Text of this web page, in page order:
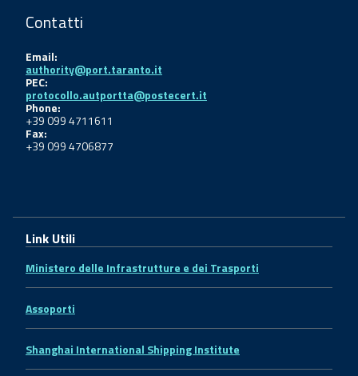
Contatti
Email:
authority@port.taranto.it
PEC:
protocollo.autportta@postecert.it
Phone:
+39 099 4711611
Fax:
+39 099 4706877
Link Utili
Ministero delle Infrastrutture e dei Trasporti
Assoporti
Shanghai International Shipping Institute